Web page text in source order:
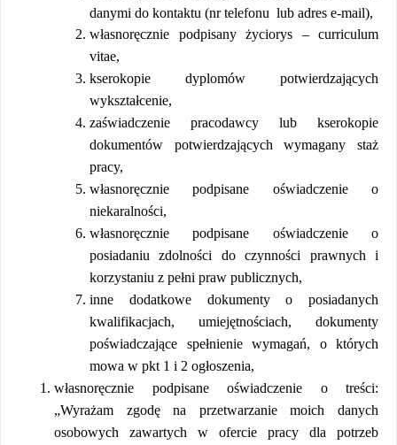
danymi do kontaktu (nr telefonu lub adres e-mail),
własnoręcznie podpisany życiorys – curriculum
vitae,
kserokopie dyplomów potwierdzających
wykształcenie,
zaświadczenie pracodawcy lub kserokopie
dokumentów potwierdzających wymagany staż
pracy,
własnoręcznie podpisane oświadczenie o
niekaralności,
własnoręcznie podpisane oświadczenie o
posiadaniu zdolności do czynności prawnych i
korzystaniu z pełni praw publicznych,
inne dodatkowe dokumenty o posiadanych
kwalifikacjach, umiejętnościach, dokumenty
poświadczające spełnienie wymagań, o których
mowa w pkt 1 i 2 ogłoszenia,
własnoręcznie podpisane oświadczenie o treści:
„Wyrażam zgodę na przetwarzanie moich danych
osobowych zawartych w ofercie pracy dla potrzeb